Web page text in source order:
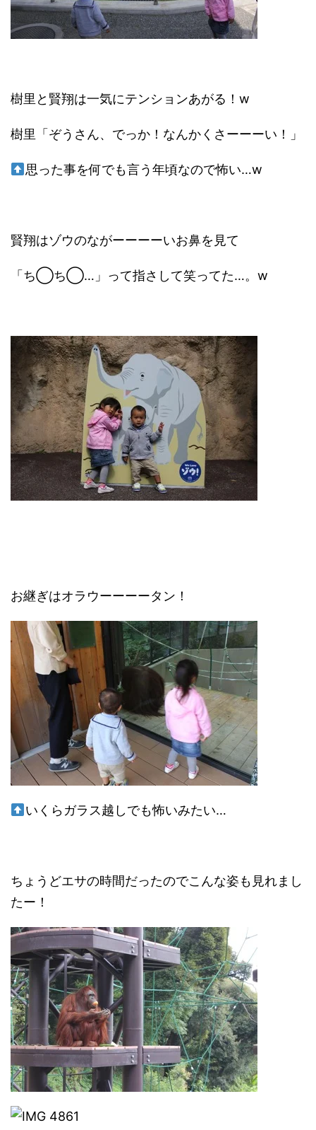
樹里と賢翔は一気にテンションあがる！w
樹里「ぞうさん、でっか！なんかくさーーーい！」
思った事を何でも言う年頃なので怖い…w
賢翔はゾウのながーーーーいお鼻を見て
「ち◯ち◯…」って指さして笑ってた…。w
お継ぎはオラウーーーータン！
いくらガラス越しでも怖いみたい…
ちょうどエサの時間だったのでこんな姿も見れまし
たー！